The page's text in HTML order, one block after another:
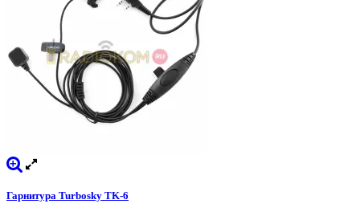
Гарнитура Turbosky TK-6